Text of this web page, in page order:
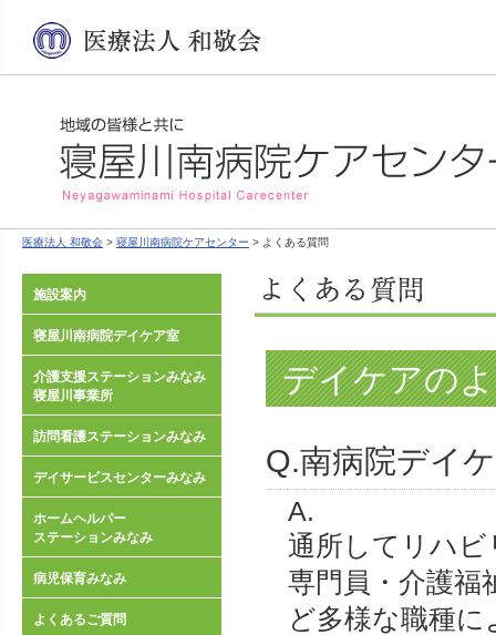
医療法人 和敬会 > 寝屋川南病院ケアセンター > よくある質問
施設案内
寝屋川南病院デイケア室
介護支援ステーションみなみ
寝屋川事業所
訪問看護ステーションみなみ
デイサービスセンターみなみ
ホームヘルパー
ステーションみなみ
病児保育みなみ
よくあるご質問
デイケアの
Q.南病院デイ
A.
通所してリハビ
専門員・介護福
ど多様な職種